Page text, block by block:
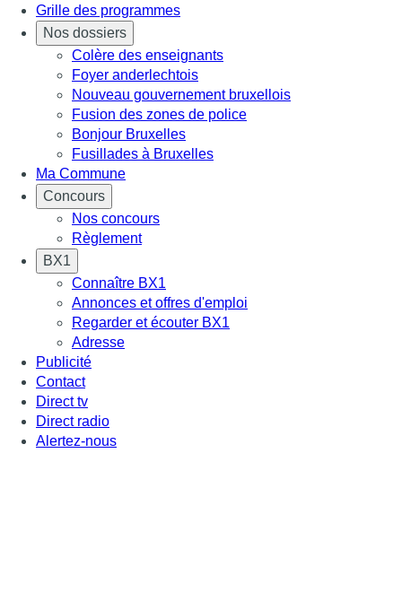
Grille des programmes
Nos dossiers
Colère des enseignants
Foyer anderlechtois
Nouveau gouvernement bruxellois
Fusion des zones de police
Bonjour Bruxelles
Fusillades à Bruxelles
Ma Commune
Concours
Nos concours
Règlement
BX1
Connaître BX1
Annonces et offres d'emploi
Regarder et écouter BX1
Adresse
Publicité
Contact
Direct tv
Direct radio
Alertez-nous